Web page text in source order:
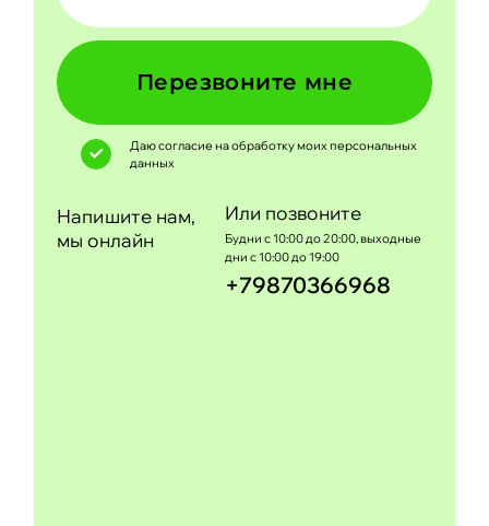
Перезвоните мне
Даю согласие на обработку моихперсональных
данных
Напишите нам,
мы онлайн
Или позвоните
Будни с 10:00 до 20:00, выходные
дни с 10:00 до 19:00
+79870366968